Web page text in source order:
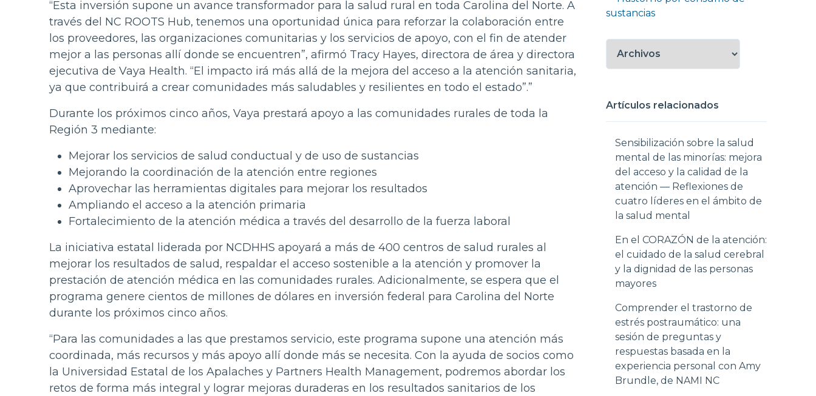
“Esta inversión supone un avance transformador para la salud rural en toda Carolina del Norte. A
través del NC ROOTS Hub, tenemos una oportunidad única para reforzar la colaboración entre
los proveedores, las organizaciones comunitarias y los servicios de apoyo, con el fin de atender
mejor a las personas allí donde se encuentren”, afirmó Tracy Hayes, directora de área y directora
ejecutiva de Vaya Health. “El impacto irá más allá de la mejora del acceso a la atención sanitaria,
ya que contribuirá a crear comunidades más saludables y resilientes en todo el estado”.”
Durante los próximos cinco años, Vaya prestará apoyo a las comunidades rurales de toda la
Región 3 mediante:
Mejorar los servicios de salud conductual y de uso de sustancias
Mejorando la coordinación de la atención entre regiones
Aprovechar las herramientas digitales para mejorar los resultados
Ampliando el acceso a la atención primaria
Fortalecimiento de la atención médica a través del desarrollo de la fuerza laboral
La iniciativa estatal liderada por NCDHHS apoyará a más de 400 centros de salud rurales al
mejorar los resultados de salud, respaldar el acceso sostenible a la atención y promover la
prestación de atención médica en las comunidades rurales. Adicionalmente, se espera que el
programa genere cientos de millones de dólares en inversión federal para Carolina del Norte
durante los próximos cinco años.
“Para las comunidades a las que prestamos servicio, este programa supone una atención más
coordinada, más recursos y más apoyo allí donde más se necesita. Con la ayuda de socios como
la Universidad Estatal de los Apalaches y Partners Health Management, podremos abordar los
retos de forma más integral y lograr mejoras duraderas en los resultados sanitarios de los
sustancias
Artículos relacionados
Sensibilización sobre la salud
mental de las minorías: mejora
del acceso y la calidad de la
atención — Reflexiones de
cuatro líderes en el ámbito de
la salud mental
En el CORAZÓN de la atención:
el cuidado de la salud cerebral
y la dignidad de las personas
mayores
Comprender el trastorno de
estrés postraumático: una
sesión de preguntas y
respuestas basada en la
experiencia personal con Amy
Brundle, de NAMI NC